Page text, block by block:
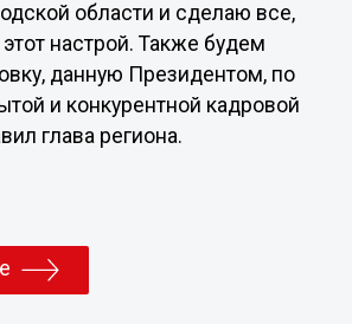
области и сделаю все,
настрой. Также будем
данную Президентом, по
и конкурентной кадровой
глава региона.